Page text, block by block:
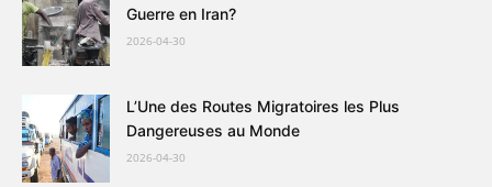
Guerre en Iran?
2026-04-30
L’Une des Routes Migratoires les Plus
Dangereuses au Monde
2026-04-30